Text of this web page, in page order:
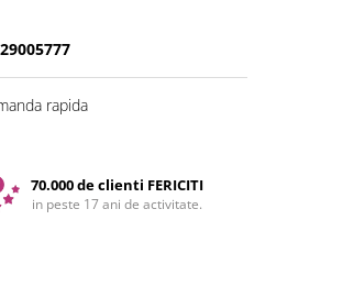
rapida
70.000 de clienti FERICITI
in peste 17 ani de activitate.